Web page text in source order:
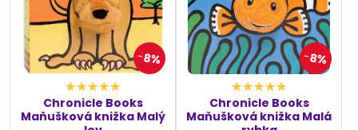
8%
Chronicle Books
Maňušková knižka Malý
8%
Chronicle Books
Maňušková knižka Malá